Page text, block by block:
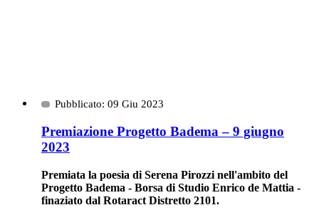
Pubblicato: 09 Giu 2023
Premiazione Progetto Badema – 9 giugno
2023
Premiata la poesia di Serena Pirozzi nell'ambito del
Progetto Badema - Borsa di Studio Enrico de Mattia -
finaziato dal Rotaract Distretto 2101.